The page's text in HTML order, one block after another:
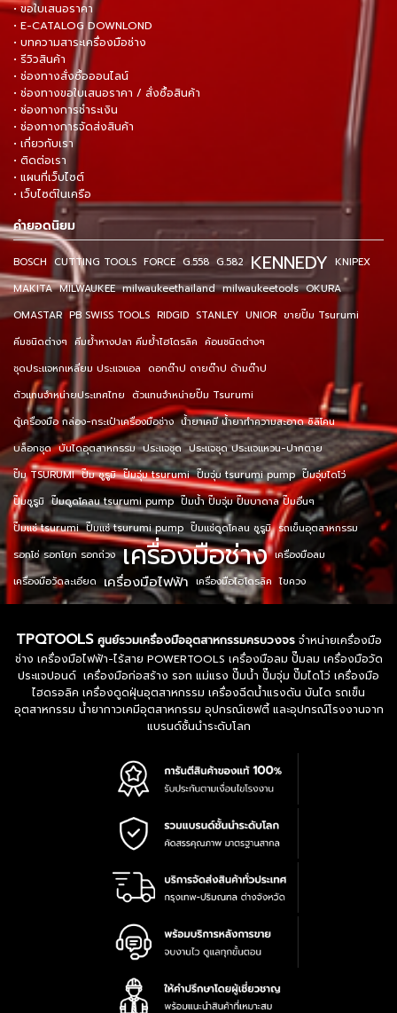
• ขอใบเสนอราคา
• E-CATALOG DOWNLOND
• บทความสาระเครื่องมือช่าง
• รีวิวสินค้า
• ช่องทางสั่งซื้อออนไลน์
• ช่องทางขอใบเสนอราคา / สั่งซื้อสินค้า
• ช่องทางการชำระเงิน
• ช่องทางการจัดส่งสินค้า
• เกี่ยวกับเรา
• ติดต่อเรา
• แผนที่เว็บไซต์
• เว็บไซต์ในเครือ
คำยอดนิยม
BOSCH CUTTING TOOLS FORCE G.558 G.582 KENNEDY KNIPEX
MAKITA MILWAUKEE milwaukeethailand milwaukeetools OKURA
OMASTAR PB SWISS TOOLS RIDGID STANLEY UNIOR ขายปั๊ม Tsurumi
คีมชนิดต่างๆ คีมย้ำหางปลา คีมย้ำไฮโดรลิค ค้อนชนิดต่างๆ
ชุดประแจหกเหลี่ยม ประแจแอล ดอกต๊าป ดายต๊าป ด้ามต๊าป
ตัวแทนจำหน่ายประเทศไทย ตัวแทนจำหน่ายปั๊ม Tsurumi
ตู้เครื่องมือ กล่อง-กระเป๋าเครื่องมือช่าง น้ำยาเคมี น้ำยาทำความสะอาด ซิลิโคน
บล็อกชุด บันไดอุตสาหกรรม ประแจชุด ประแจชุด ประแจแหวน-ปากตาย
ปั๊ม TSURUMI ปั๊ม ซูรูมิ ปั๊มจุ่ม tsurumi ปั๊มจุ่ม tsurumi pump ปั๊มจุ่มไดโว่
ปั๊มซูรูมิ ปั๊มดูดโคลน tsurumi pump ปั๊มน้ำ ปั๊มจุ่ม ปั๊มบาดาล ปั๊มอื่นๆ
ปั๊มแช่ tsurumi ปั๊มแช่ tsurumi pump ปั๊มแช่ดูดโคลน ซูรูมิ รถเข็นอุตสาหกรรม
รอกโซ่ รอกโยก รอกถ่วง เครื่องมือช่าง เครื่องมือลม
เครื่องมือวัดละเอียด เครื่องมือไฟฟ้า เครื่องมือไฮโดรลิค ไขควง
TPQTOOLS ศูนย์รวมเครื่องมืออุตสาหกรรมครบวงจรจำหน่ายเครื่องมือ
ช่าง เครื่องมือไฟฟ้า-ไร้สาย POWERTOOLS เครื่องมือลม ปั๊มลม เครื่องมือวัด
ประแจปอนด์ เครื่องมือก่อสร้าง รอก แม่แรง ปั๊มน้ำ ปั๊มจุ่ม ปั๊มไดโว่ เครื่องมือ
ไฮดรอลิค เครื่องดูดฝุ่นอุตสาหกรรม เครื่องฉีดน้ำแรงดัน บันได รถเข็น
อุตสาหกรรม น้ำยากาวเคมีอุตสาหกรรม อุปกรณ์เซฟตี้ และอุปกรณ์โรงงานจาก
แบรนด์ชั้นนำระดับโลก